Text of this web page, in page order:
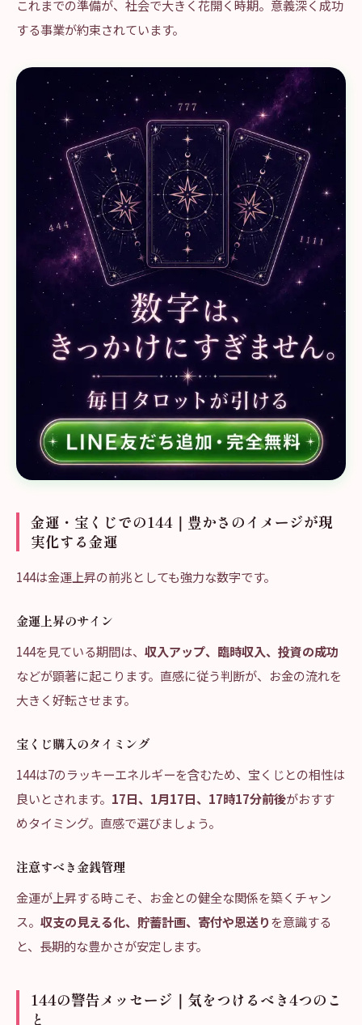
これまでの準備が、社会で大きく花開く時期。意義深く成功
する事業が約束されています。
金運・宝くじでの144｜豊かさのイメージが現
実化する金運
144は金運上昇の前兆としても強力な数字です。
金運上昇のサイン
144を見ている期間は、 収入アップ、臨時収入、投資の成功
などが顕著に起こります。直感に従う判断が、お金の流れを
大きく好転させます。
宝くじ購入のタイミング
144は7のラッキーエネルギーを含むため、宝くじとの相性は
良いとされます。 17日、1月17日、17時17分前後がおすす
めタイミング。直感で選びましょう。
注意すべき金銭管理
金運が上昇する時こそ、お金との健全な関係を築くチャン
ス。 収支の見える化、貯蓄計画、寄付や恩送りを意識する
と、長期的な豊かさが安定します。
144の警告メッセージ｜気をつけるべき4つのこ
と